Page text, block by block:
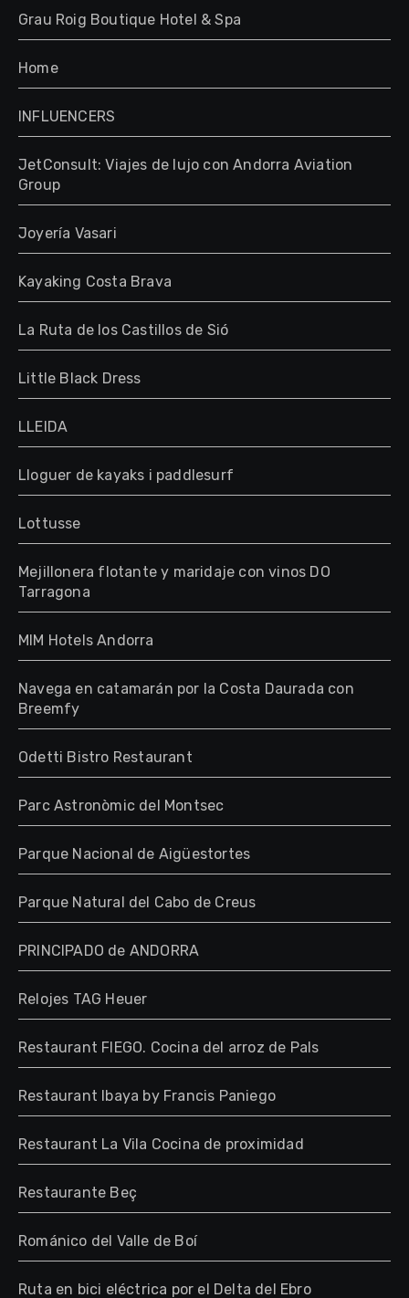
Grau Roig Boutique Hotel & Spa
Home
INFLUENCERS
JetConsult: Viajes de lujo con Andorra Aviation
Group
Joyería Vasari
Kayaking Costa Brava
La Ruta de los Castillos de Sió
Little Black Dress
LLEIDA
Lloguer de kayaks i paddlesurf
Lottusse
Mejillonera flotante y maridaje con vinos DO
Tarragona
MIM Hotels Andorra
Navega en catamarán por la Costa Daurada con
Breemfy
Odetti Bistro Restaurant
Parc Astronòmic del Montsec
Parque Nacional de Aigüestortes
Parque Natural del Cabo de Creus
PRINCIPADO de ANDORRA
Relojes TAG Heuer
Restaurant FIEGO. Cocina del arroz de Pals
Restaurant Ibaya by Francis Paniego
Restaurant La Vila Cocina de proximidad
Restaurante Beç
Románico del Valle de Boí
Ruta en bici eléctrica por el Delta del Ebro